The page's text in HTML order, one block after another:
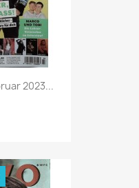
2023...